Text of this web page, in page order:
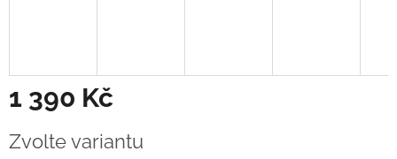
1 390 Kč
cena:
Zvolte variantu